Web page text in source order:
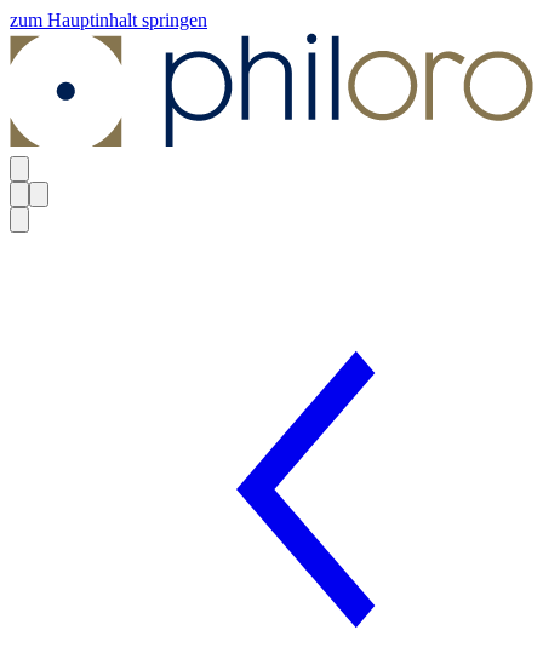
zum Hauptinhalt springen